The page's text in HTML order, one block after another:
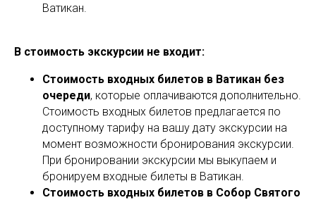
Ватикан.
В стоимость экскурсии не входит:
Стоимость входных билетов в Ватикан без
очереди, которые оплачиваются дополнительно.
Стоимость входных билетов предлагается по
доступному тарифу на вашу дату экскурсии на
момент возможности бронирования экскурсии.
При бронировании экскурсии мы выкупаем и
бронируем входные билеты в Ватикан.
Стоимость входных билетов в Собор Святого